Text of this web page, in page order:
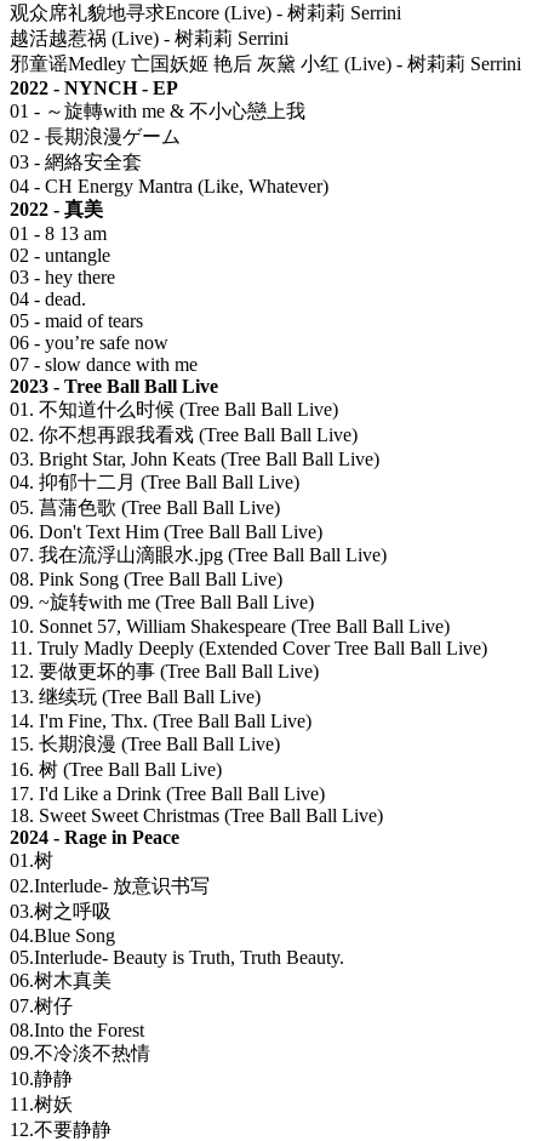
观众席礼貌地寻求Encore (Live) - 树莉莉 Serrini
越活越惹祸 (Live) - 树莉莉 Serrini
邪童谣Medley 亡国妖姬 艳后 灰黛 小红 (Live) - 树莉莉 Serrini
2022 - NYNCH - EP
01 - ～旋轉with me & 不小心戀上我
02 - 長期浪漫ゲーム
03 - 網絡安全套
04 - CH Energy Mantra (Like, Whatever)
2022 - 真美
01 - 8 13 am
02 - untangle
03 - hey there
04 - dead.
05 - maid of tears
06 - you’re safe now
07 - slow dance with me
2023 - Tree Ball Ball Live
01. 不知道什么时候 (Tree Ball Ball Live)
02. 你不想再跟我看戏 (Tree Ball Ball Live)
03. Bright Star, John Keats (Tree Ball Ball Live)
04. 抑郁十二月 (Tree Ball Ball Live)
05. 菖蒲色歌 (Tree Ball Ball Live)
06. Don't Text Him (Tree Ball Ball Live)
07. 我在流浮山滴眼水.jpg (Tree Ball Ball Live)
08. Pink Song (Tree Ball Ball Live)
09. ~旋转with me (Tree Ball Ball Live)
10. Sonnet 57, William Shakespeare (Tree Ball Ball Live)
11. Truly Madly Deeply (Extended Cover Tree Ball Ball Live)
12. 要做更坏的事 (Tree Ball Ball Live)
13. 继续玩 (Tree Ball Ball Live)
14. I'm Fine, Thx. (Tree Ball Ball Live)
15. 长期浪漫 (Tree Ball Ball Live)
16. 树 (Tree Ball Ball Live)
17. I'd Like a Drink (Tree Ball Ball Live)
18. Sweet Sweet Christmas (Tree Ball Ball Live)
2024 - Rage in Peace
01.树
02.Interlude- 放意识书写
03.树之呼吸
04.Blue Song
05.Interlude- Beauty is Truth, Truth Beauty.
06.树木真美
07.树仔
08.Into the Forest
09.不冷淡不热情
10.静静
11.树妖
12.不要静静